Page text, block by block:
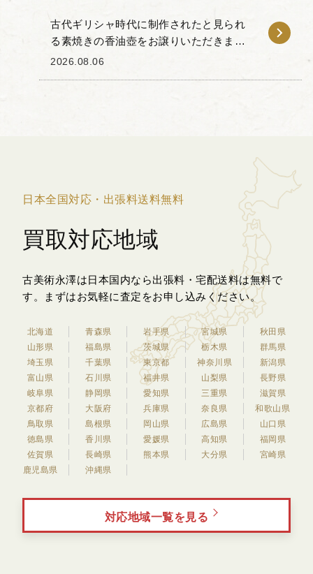
古代ギリシャ時代に制作されたと見られ
る素焼きの香油壺をお譲りいただきまし
た。 下部が丸みを帯びた洋梨状のシルエ
2026.08.06
日本全国対応・出張料送料無料
買取対応地域
古美術永澤は日本国内なら出張料・宅配送料は無料で
す。
まずはお気軽に査定をお申し込みください。
北海道 青森県 岩手県 宮城県
秋田県
山形県
福島県 茨城県 栃木県
群馬県
埼玉県
千葉県 東京都 神奈川県
新潟県
富山県
石川県 福井県 山梨県
長野県
岐阜県
静岡県 愛知県 三重県
滋賀県
京都府
大阪府 兵庫県 奈良県
和歌山県
鳥取県
島根県 岡山県 広島県
山口県
徳島県
香川県 愛媛県 高知県
福岡県
佐賀県
長崎県 熊本県 大分県
宮崎県
鹿児島県
沖縄県
対応地域一覧を見る